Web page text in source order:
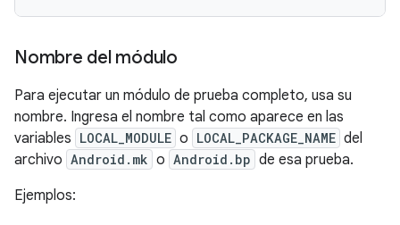
Nombre del módulo
Para ejecutar un módulo de prueba completo, usa su
nombre. Ingresa el nombre tal como aparece en las
variables LOCAL_MODULE o LOCAL_PACKAGE_NAME del
archivo Android.mk o Android.bp de esa prueba.
Ejemplos: